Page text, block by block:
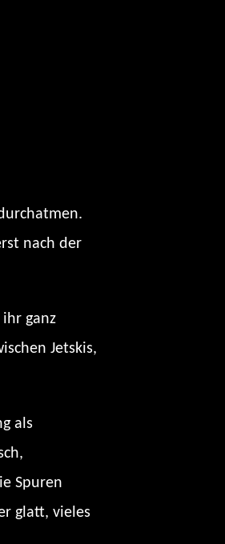
nach der
ganz
Jetskis,
als
Spuren
glatt, vieles